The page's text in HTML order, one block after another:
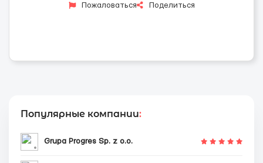
Пожаловаться
Поделиться
Популярные компании:
Grupa Progres Sp. z o.o.